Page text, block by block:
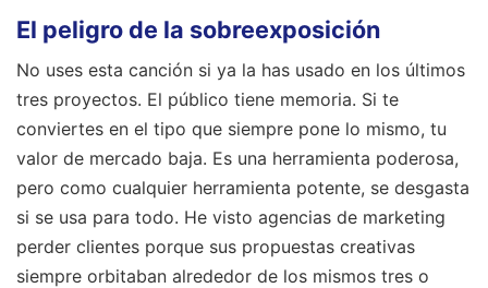
El peligro de la sobreexposición
No uses esta canción si ya la has usado en los últimos
tres proyectos. El público tiene memoria. Si te
conviertes en el tipo que siempre pone lo mismo, tu
valor de mercado baja. Es una herramienta poderosa,
pero como cualquier herramienta potente, se desgasta
si se usa para todo. He visto agencias de marketing
perder clientes porque sus propuestas creativas
siempre orbitaban alrededor de los mismos tres o